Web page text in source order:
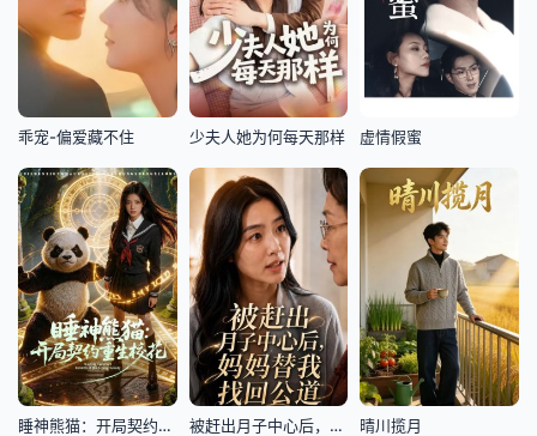
乖宠-偏爱藏不住 少夫人她为何每天那样 虚情假蜜
睡神熊猫：开局契约重生校花 被赶出月子中心后，妈妈替我找回公道 晴川揽月